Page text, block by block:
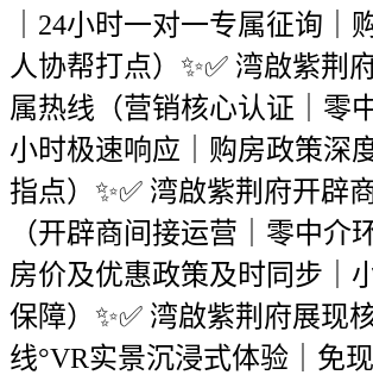
｜24小时一对一专属征询｜
人协帮打点）✨✅ 湾啟紫荆
属热线（营销核心认证｜零
小时极速响应｜购房政策深
指点）✨✅ 湾啟紫荆府开辟
（开辟商间接运营｜零中介
房价及优惠政策及时同步｜
保障）✨✅ 湾啟紫荆府展现
线°VR实景沉浸式体验｜免